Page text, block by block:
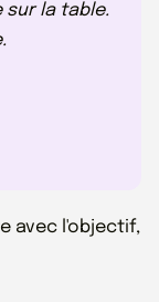
la table.
avec l'objectif,